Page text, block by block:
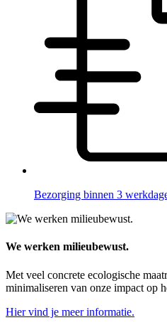
Bezorging binnen 3
We werken milieubewust.
Met veel concrete ecologische
minimaliseren van onze impact op
Hier vind je meer informatie.